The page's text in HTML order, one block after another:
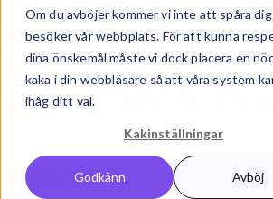
Om du avböjer kommer vi inte att spåra
besöker vår webbplats. För att kunna
dina önskemål måste vi dock placera en
kaka i din webbläsare så att våra system
ihåg ditt val.
Kakinställningar
Godkänn Avböj
Atmozintegration